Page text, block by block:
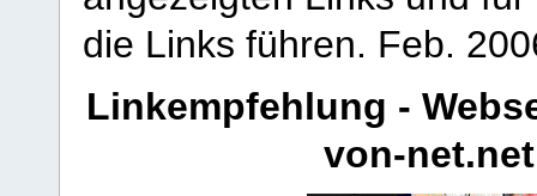
die Links führen. Feb.
Linkempfehlung -
von-net.net